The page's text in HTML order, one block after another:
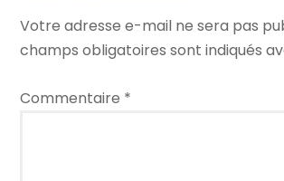
Votre adresse e-mail ne sera pas
champs obligatoires sont indiqués
Commentaire *